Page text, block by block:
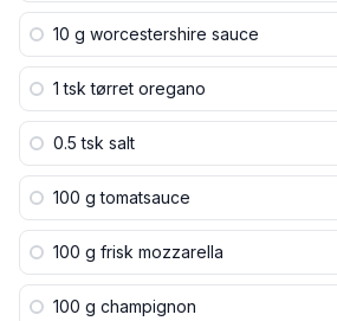
10 g worcestershire sauce
1 tsk tørret oregano
0.5 tsk salt
100 g tomatsauce
100 g frisk mozzarella
100 g champignon